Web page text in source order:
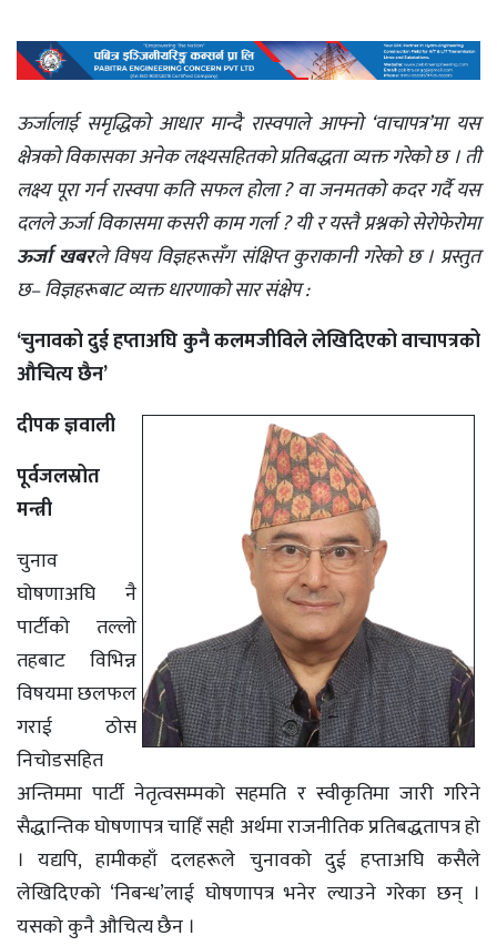
ऊर्जालाई समृद्धिको आधार मान्दै रास्वपाले आफ्नो ‘वाचापत्र’मा यस
क्षेत्रको विकासका अनेक लक्ष्यसहितको प्रतिबद्धता व्यक्त गरेको छ । ती
लक्ष्य पूरा गर्न रास्वपा कति सफल होला ? वा जनमतको कदर गर्दै यस
दलले ऊर्जा विकासमा कसरी काम गर्ला ? यी र यस्तै प्रश्नको सेरोफेरोमा
ऊर्जा खबरले विषय विज्ञहरूसँग संक्षिप्त कुराकानी गरेको छ । प्रस्तुत
छ– विज्ञहरूबाट व्यक्त धारणाको सार संक्षेप :
‘चुनावको दुई हप्ताअघि कुनै कलमजीविले लेखिदिएको वाचापत्रको
औचित्य छैन’
दीपक ज्ञवाली
पूर्वजलस्रोत
मन्त्री
चुनाव
घोषणाअघि नै
पार्टीको तल्लो
तहबाट विभिन्न
विषयमा छलफल
गराई ठोस
निचोडसहित
अन्तिममा पार्टी नेतृत्वसम्मको सहमति र स्वीकृतिमा जारी गरिने
सैद्धान्तिक घोषणापत्र चाहिँ सही अर्थमा राजनीतिक प्रतिबद्धतापत्र हो
। यद्यपि, हामीकहाँ दलहरूले चुनावको दुई हप्ताअघि कसैले
लेखिदिएको ‘निबन्ध’लाई घोषणापत्र भनेर ल्याउने गरेका छन् ।
यसको कुनै औचित्य छैन ।